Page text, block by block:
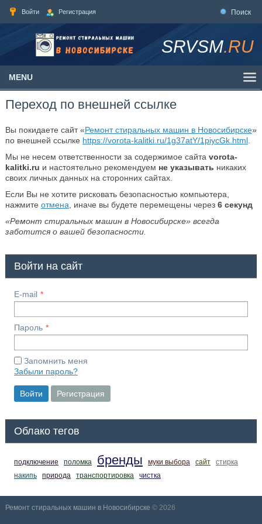
Войти Регистрация Поиск
SRVSM.RU
MENU
Переход по внешней ссылке
Вы покидаете сайт «Ремонт стиральных машин в Новосибирске»
по внешней ссылке https://vorota-kalitki.ru/1g37atY/1piycGk.html.
Мы не несем ответственности за содержимое сайта vorota-
kalitki.ru и настоятельно рекомендуем не указывать никаких
своих личных данных на сторонних сайтах.
Если Вы не хотите рисковать безопасностью компьютера,
нажмите отмена , иначе вы будете перемещены через 6секунд
«Ремонт стиральных машин в Новосибирске» всегда
заботится о вашей безопасности.
Войти на сайт
E-mail
Пароль
Запомнить меня
Забыли пароль?
Войти Регистрация
Облако тегов
подключение поломка бренды муки выбора сайт
стирка
накипь
природа транспортировка чистка
Ремонт стиральных машин в Новосибирске © 2026